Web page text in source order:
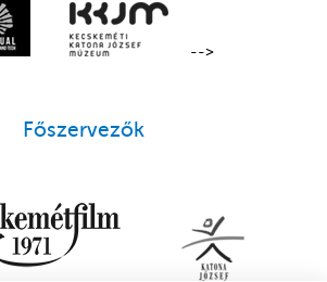
-->
Főszervezők